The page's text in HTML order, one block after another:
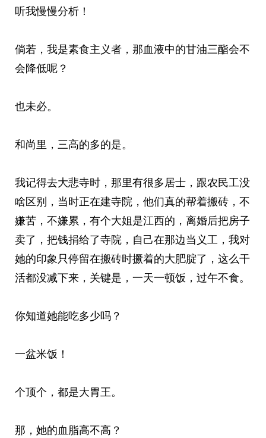
听我慢慢分析！
倘若，我是素食主义者，那血液中的甘油三酯会不
会降低呢？
也未必。
和尚里，三高的多的是。
我记得去大悲寺时，那里有很多居士，跟农民工没
啥区别，当时正在建寺院，他们真的帮着搬砖，不
嫌苦，不嫌累，有个大姐是江西的，离婚后把房子
卖了，把钱捐给了寺院，自己在那边当义工，我对
她的印象只停留在搬砖时撅着的大肥腚了，这么干
活都没减下来，关键是，一天一顿饭，过午不食。
你知道她能吃多少吗？
一盆米饭！
个顶个，都是大胃王。
那，她的血脂高不高？